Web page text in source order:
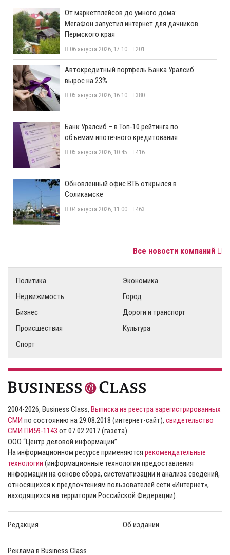
От маркетплейсов до умного дома:
МегаФон запустил интернет для дачников
Пермского края
06 августа 2026, 17:10 201
​Автокредитный портфель Банка Уралсиб
вырос на 23%
05 августа 2026, 16:10 380
​Банк Уралсиб – в Топ-10 рейтинга по
объемам ипотечного кредитования
05 августа 2026, 10:45 416
​Обновленный офис ВТБ открылся в
Соликамске
04 августа 2026, 11:00 463
Все новости компаний
Политика
Экономика
Недвижимость
Город
Бизнес
Дороги и транспорт
Происшествия
Культура
Спорт
2004-2026, Business Class, Выписка из реестра зарегистрированных
СМИ по состоянию на 29.08.2018 (интернет-сайт), свидетельство
СМИ ПИ59-1143 от 07.02.2017 (газета)
ООО “Центр деловой информации”
На информационном ресурсе применяются рекомендательные
технологии (информационные технологии предоставления
информации на основе сбора, систематизации и анализа сведений,
относящихся к предпочтениям пользователей сети «Интернет»,
находящихся на территории Российской Федерации).
Редакция Об издании
Реклама в Business Class